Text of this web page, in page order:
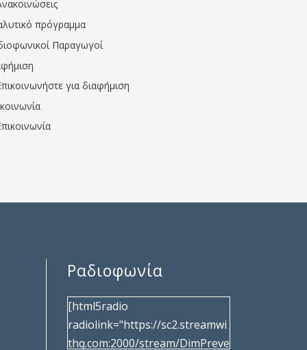
πρόγραμμα
Παραγωγοί
για διαφήμιση
Ραδιοφωνία
[html5radio
radiolink="https://sc2.streamwi
thq.com:2000/stream/DimPreve